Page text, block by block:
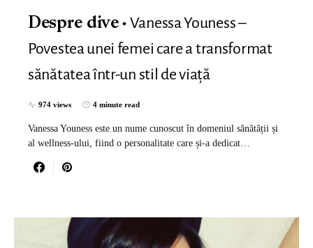
Despre dive
Vanessa Youness –
Povestea unei femei care a transformat
sănătatea într-un stil de viață
974 views 4 minute read
Vanessa Youness este un nume cunoscut în domeniul sănătății și
al wellness-ului, fiind o personalitate care și-a dedicat…